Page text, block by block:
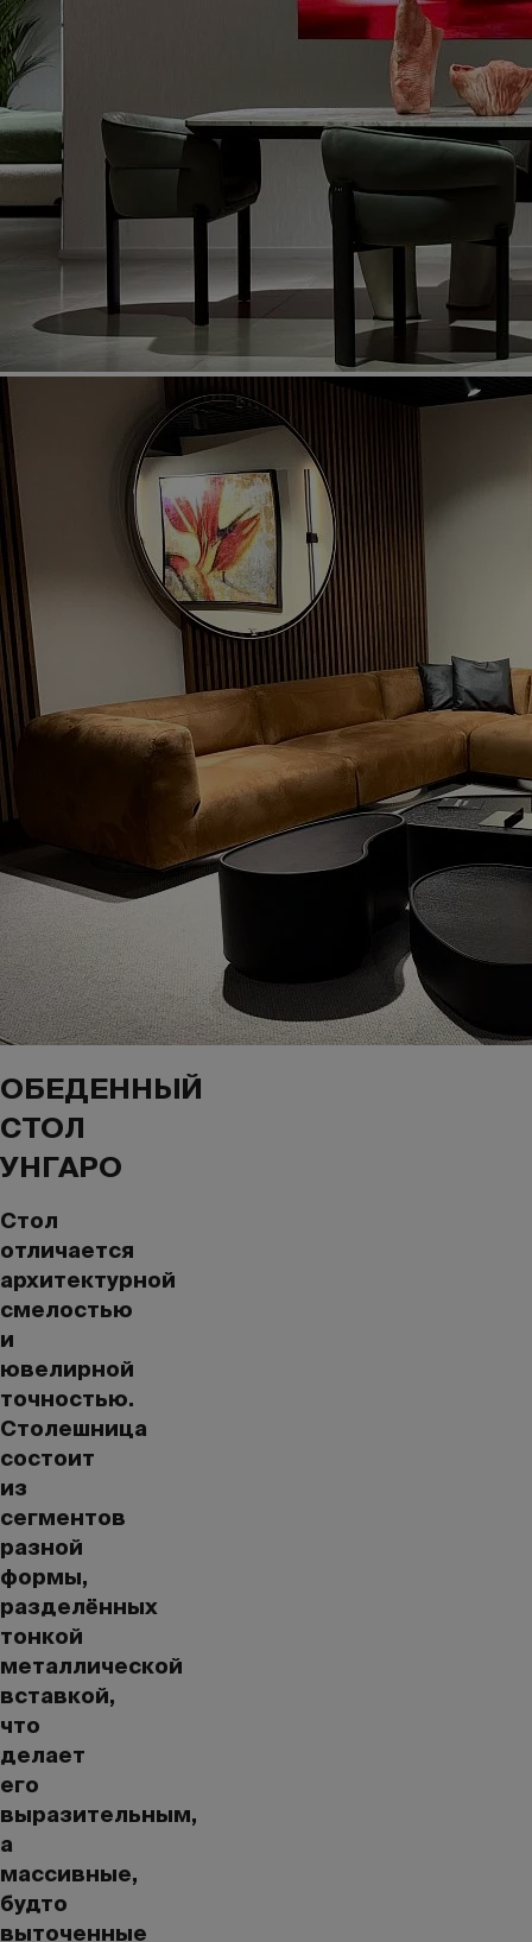
ОБЕДЕННЫЙ
СТОЛ
УНГАРО
Стол
отличается
архитектурной
смелостью
и
ювелирной
точностью.
Столешница
состоит
из
сегментов
разной
формы,
разделённых
тонкой
металлической
вставкой,
что
делает
его
выразительным,
а
массивные,
будто
выточенные